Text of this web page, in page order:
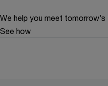
We help you meet
See how